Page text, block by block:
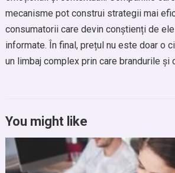
mecanisme pot construi strategii mai
consumatorii care devin conștienți de
informate. În final, prețul nu este doar o
un limbaj complex prin care brandurile și
You might like